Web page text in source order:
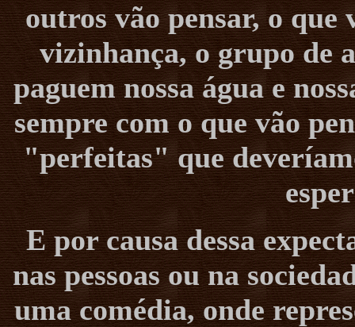
outros vão pensar, o que
vizinhança, o grupo de
paguem nossa água e
sempre com o que vão
"perfeitas" que
E por causa dessa
nas pessoas ou na
uma comédia, onde